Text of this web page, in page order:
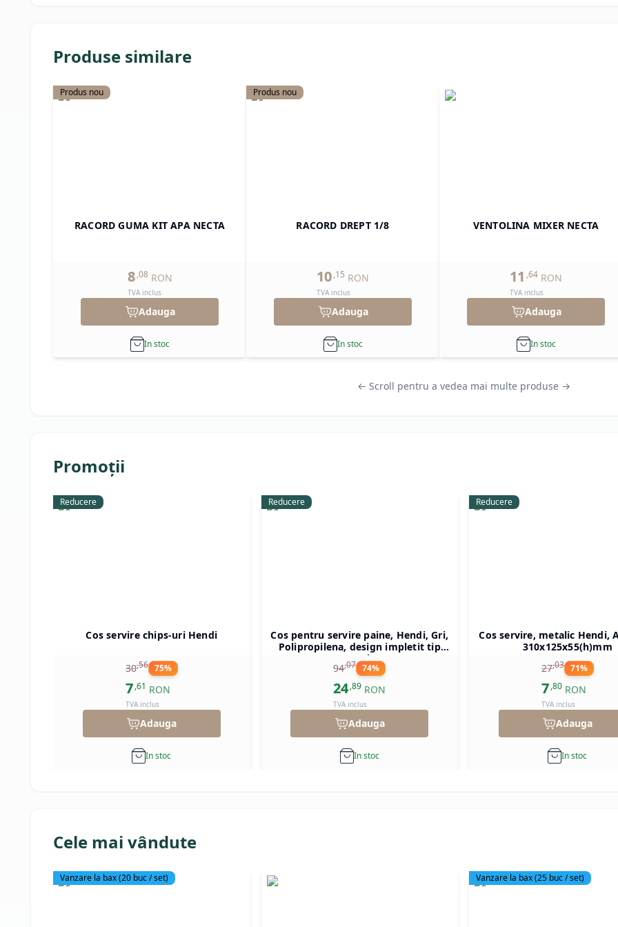
Produse similare
Produs nou
RACORD GUMA KIT APA NECTA
8 ,08 RON
TVA inclus
Adauga
In stoc
Produs nou
RACORD DREPT 1/8
10,15 RON
TVA inclus
Adauga
In stoc
VENTOLINA MIXER NECTA
11 ,64 RON
TVA inclus
Adauga
In stoc
← Scroll pentru a vedea mai multe produse →
Promoții
Reducere
Cos servire chips-uri Hendi
30,56 75%
7,61 RON
TVA inclus
Adauga
In stoc
Reducere
Cos pentru servire paine, Hendi, Gri,
Polipropilena, design impletit tip
ratan, ø370x(h)120 mm
94,07 74%
24,89 RON
TVA inclus
Adauga
In stoc
Reducere
Cos servire, metalic Hendi,
310x125x55(h)mm
27,03 71%
7,80 RON
TVA inclus
Adauga
In stoc
Cele mai vândute
Vanzare la bax(20 buc / set) Vanzare la bax(25 buc / set)